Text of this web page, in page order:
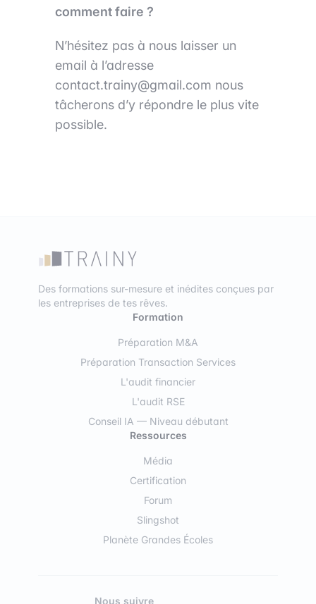
comment faire ?
N’hésitez pas à nous laisser un
email à l’adresse
contact.trainy@gmail.com nous
tâcherons d’y répondre le plus vite
possible.
Des formations sur-mesure et inédites conçues par
les entreprises de tes rêves.
Formation
Préparation M&A
Préparation Transaction Services
L'audit financier
L'audit RSE
Conseil IA — Niveau débutant
Ressources
Média
Certification
Forum
Slingshot
Planète Grandes Écoles
Nous suivre